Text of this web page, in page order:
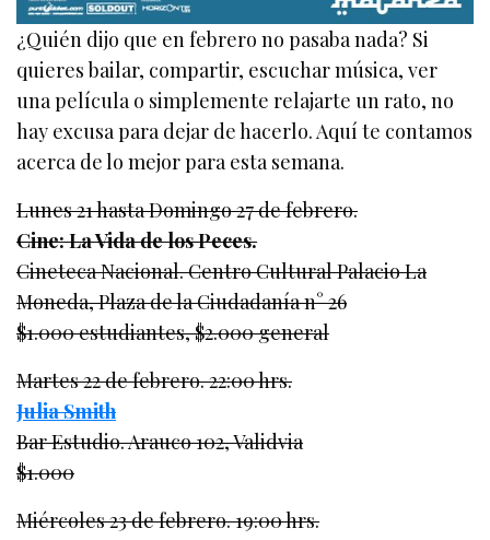
¿Quién dijo que en febrero no pasaba nada? Si
quieres bailar, compartir, escuchar música, ver
una película o simplemente relajarte un rato, no
hay excusa para dejar de hacerlo. Aquí te contamos
acerca de lo mejor para esta semana.
Lunes 21 hasta Domingo 27 de febrero.
Cine: La Vida de los Peces.
Cineteca Nacional. Centro Cultural Palacio La
Moneda, Plaza de la Ciudadanía n° 26
$1.000 estudiantes, $2.000 general
Martes 22 de febrero. 22:00 hrs.
Julia Smith
Bar Estudio. Arauco 102, Validvia
$1.000
Miércoles 23 de febrero. 19:00 hrs.